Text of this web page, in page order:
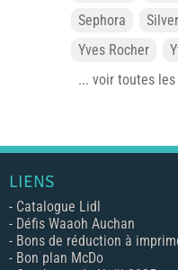
Sephora
Yves Rocher
... voir toutes
LIENS
- Catalogue Lidl
- Défis Waaoh Auchan
- Bons de réduction à
- Bon plan McDo